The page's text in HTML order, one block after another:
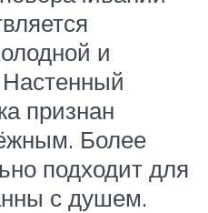
и
признан
Более
подходит для
с душем.